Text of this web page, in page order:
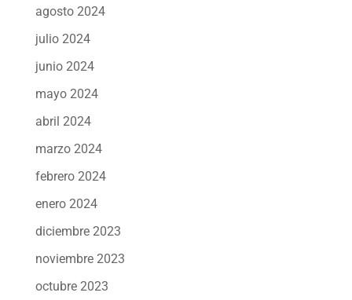
agosto 2024
julio 2024
junio 2024
mayo 2024
abril 2024
marzo 2024
febrero 2024
enero 2024
diciembre 2023
noviembre 2023
octubre 2023